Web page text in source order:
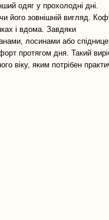
одяг у прохолодні дні.
його зовнішній вигляд.
і вдома. Завдяки
лосинами або
протягом дня. Такий
віку, яким потрібен